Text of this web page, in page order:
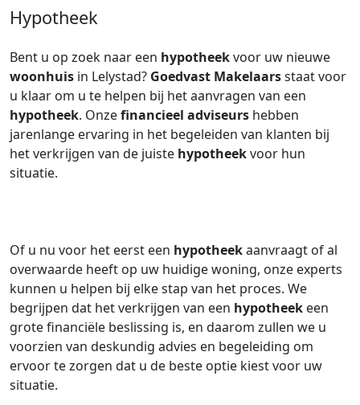
Hypotheek
Bent u op zoek naar een hypotheekvoor uw nieuwe
woonhuis in Lelystad? Goedvast Makelaarsstaat voor
u klaar om u te helpen bij het aanvragen van een
hypotheek. Onzefinancieel adviseurs hebben
jarenlange ervaring in het begeleiden van klanten bij
het verkrijgen van de juiste hypotheekvoor hun
situatie.
Of u nu voor het eerst een hypotheekaanvraagt of al
overwaarde heeft op uw huidige woning, onze experts
kunnen u helpen bij elke stap van het proces. We
begrijpen dat het verkrijgen van een hypotheek een
grote financiële beslissing is, en daarom zullen we u
voorzien van deskundig advies en begeleiding om
ervoor te zorgen dat u de beste optie kiest voor uw
situatie.